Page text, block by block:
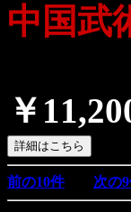
中国
￥
前の10件 次の